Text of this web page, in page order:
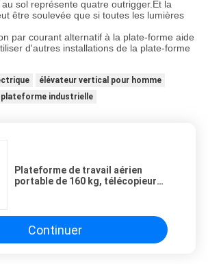
sol représente quatre outrigger.Et la
être soulevée que si toutes les lumières
par courant alternatif à la plate-forme aide
d'autres installations de la plate-forme
élévateur vertical pour homme
industrielle
Plateforme de travail aérien
portable de 160 kg, télécopieur
Continuer